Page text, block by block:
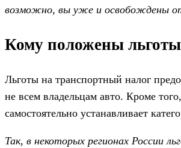
возможно, вы уже и освобождены
Кому положены
Льготы на транспортный налог
не всем владельцам авто. Кроме
самостоятельно устанавливает
Так, в некоторых регионах России